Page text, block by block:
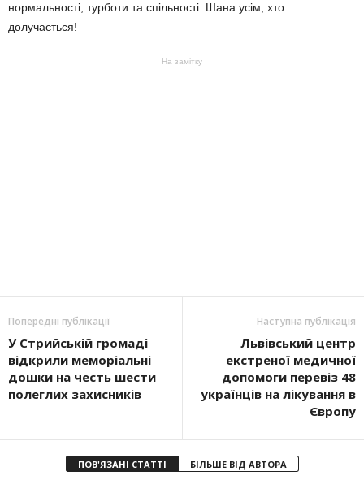
нормальності, турботи та спільності. Шана усім, хто
долучається!
На замітку
Попередні публікації
У Стрийській громаді
відкрили меморіальні
дошки на честь шести
полеглих захисників
Наступна публікація
Львівський центр
екстреної медичної
допомоги перевіз 48
українців на лікування в
Європу
ПОВ'ЯЗАНІ СТАТТІ БІЛЬШЕ ВІД АВТОРА